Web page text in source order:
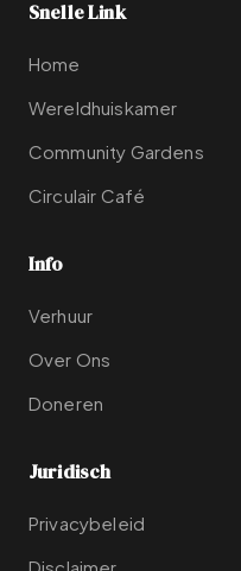
Snelle Link
Home
Wereldhuiskamer
Community Gardens
Circulair Café
Info
Verhuur
Over Ons
Doneren
Juridisch
Privacybeleid